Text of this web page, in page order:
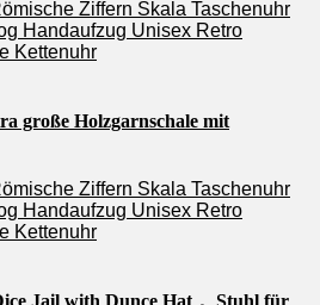
große Holzgarnschale mit